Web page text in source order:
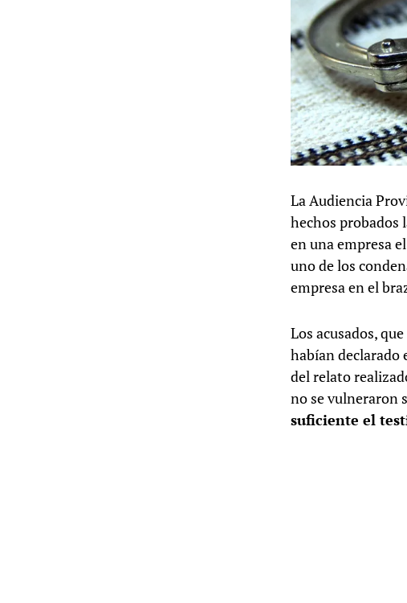
La Audiencia
hechos probados
en una empresa
uno de los
empresa en el
Los acusados,
habían declarado
del relato
no se vulneraron
suficiente el